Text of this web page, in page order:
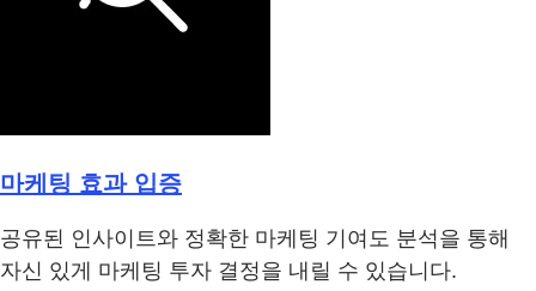
마케팅 효과 입증
공유된 인사이트와 정확한 마케팅 기여도 분석을 통해
자신 있게 마케팅 투자 결정을 내릴 수 있습니다.